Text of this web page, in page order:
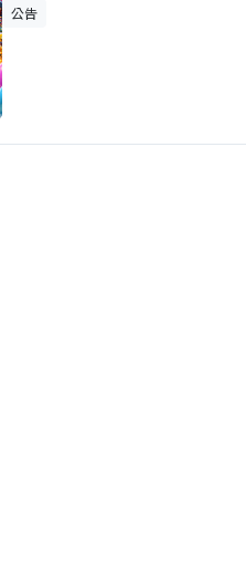
又能輕鬆掌握現場節奏，就交
公告